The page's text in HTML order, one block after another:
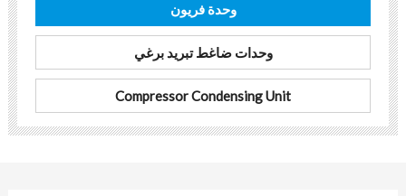
وحدة فريون
وحدات ضاغط تبريد برغي
Compressor Condensing Unit